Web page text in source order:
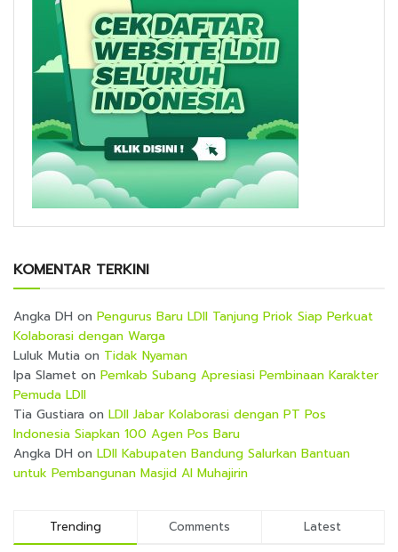
KOMENTAR TERKINI
Angka DH on Pengurus Baru LDII Tanjung Priok Siap Perkuat
Kolaborasi dengan Warga
Luluk Mutia on Tidak Nyaman
Ipa Slamet on Pemkab Subang Apresiasi Pembinaan Karakter
Pemuda LDII
Tia Gustiara on LDII Jabar Kolaborasi dengan PT Pos
Indonesia Siapkan 100 Agen Pos Baru
Angka DH on LDII Kabupaten Bandung Salurkan Bantuan
untuk Pembangunan Masjid Al Muhajirin
Trending Comments Latest